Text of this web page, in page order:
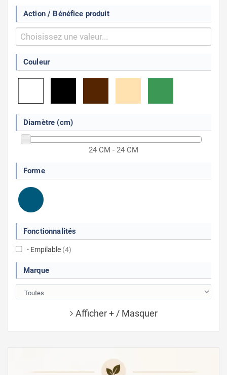
Action / Bénéfice produit
Couleur
Diamètre (cm)
24 CM - 24 CM
Forme
Fonctionnalités
- Empilable (4)
Marque
Afficher + / Masquer